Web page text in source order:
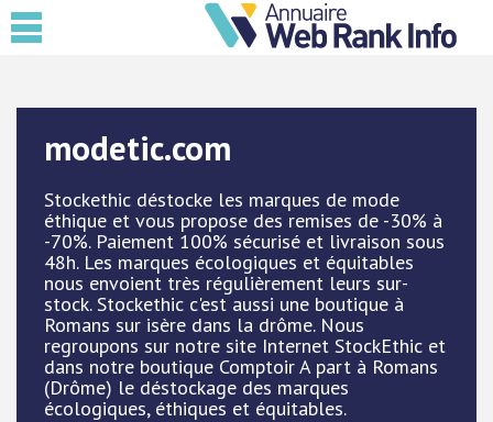
modetic.com
Stockethic déstocke les marques de mode
éthique et vous propose des remises de -30% à
-70%. Paiement 100% sécurisé et livraison sous
48h. Les marques écologiques et équitables
nous envoient très régulièrement leurs sur-
stock. Stockethic c'est aussi une boutique à
Romans sur isère dans la drôme. Nous
regroupons sur notre site Internet StockEthic et
dans notre boutique Comptoir A part à Romans
(Drôme) le déstockage des marques
écologiques, éthiques et équitables.